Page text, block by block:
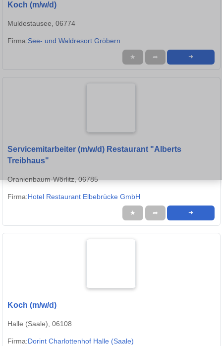
Koch (m/w/d)
Muldestausee, 06774
Firma:See- und Waldresort Gröbern
★ ➦ ➜
Servicemitarbeiter (m/w/d) Restaurant "Alberts
Treibhaus"
Oranienbaum-Wörlitz, 06785
Firma:Hotel Restaurant Elbebrücke GmbH
★ ➦ ➜
Koch (m/w/d)
Halle (Saale), 06108
Firma:Dorint Charlottenhof Halle (Saale)